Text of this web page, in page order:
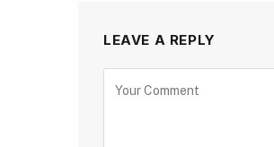
LEAVE A REPLY